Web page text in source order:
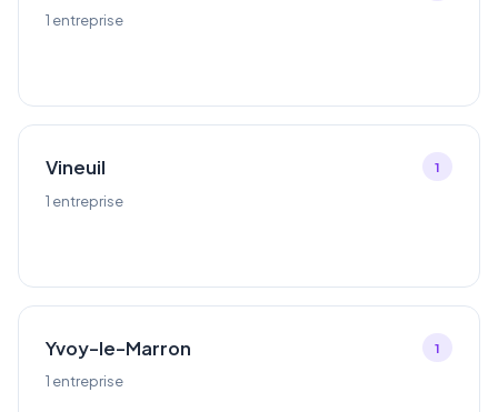
1 entreprise
Vineuil
1 entreprise
1
Yvoy-le-Marron
1 entreprise
1